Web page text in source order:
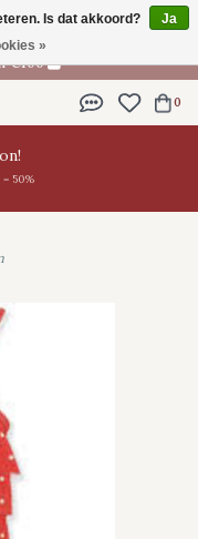
€100
0
= 50%
Is dat akkoord?
Ja
»